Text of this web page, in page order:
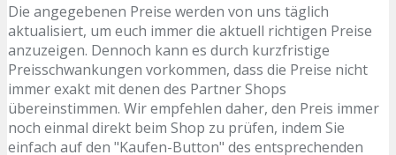
Die angegebenen Preise werden von uns täglich
aktualisiert, um euch immer die aktuell richtigen Preise
anzuzeigen. Dennoch kann es durch kurzfristige
Preisschwankungen vorkommen, dass die Preise nicht
immer exakt mit denen des Partner Shops
übereinstimmen. Wir empfehlen daher, den Preis immer
noch einmal direkt beim Shop zu prüfen, indem Sie
einfach auf den "Kaufen-Button" des entsprechenden